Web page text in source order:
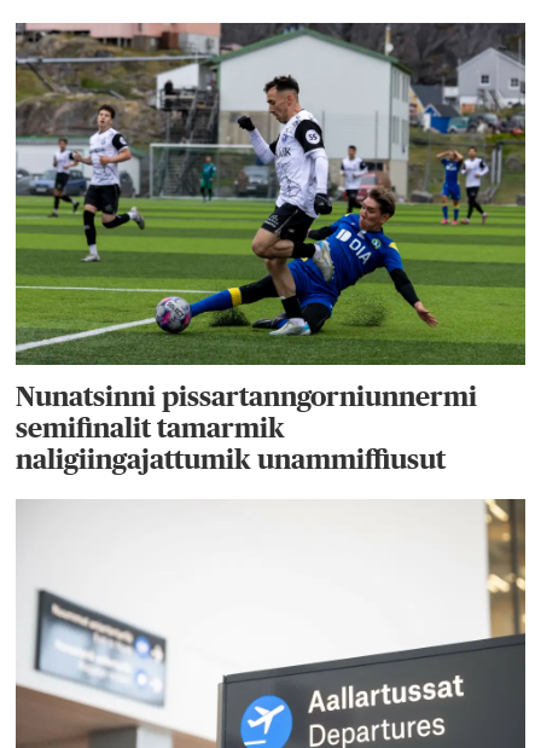
Nunatsinni pissartanngorniunnermi
semifinalit tamarmik
naligiingajattumik unammiffiusut